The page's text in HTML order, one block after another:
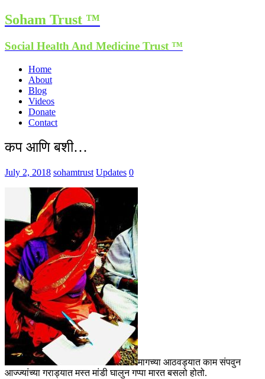
Soham Trust ™
Social Health And Medicine Trust ™
Home
About
Blog
Videos
Donate
Contact
कप आणि बशी…
July 2, 2018 sohamtrust Updates 0
मागच्या आठवड्यात काम संपवुन
आज्ज्यांच्या गराड्यात मस्त मांडी घालुन गप्पा मारत बसलो होतो.